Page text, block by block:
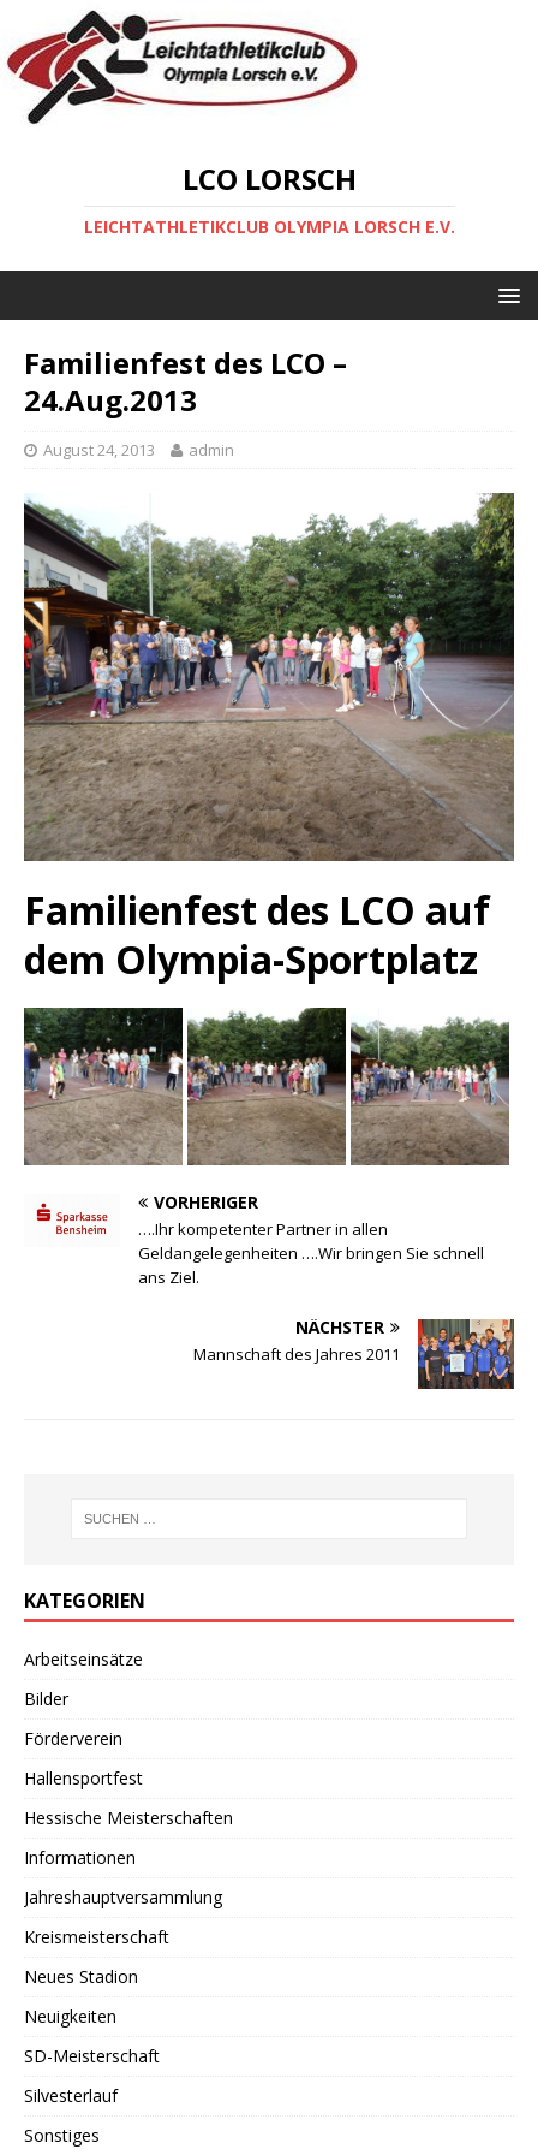
LCO LORSCH
LEICHTATHLETIKCLUB OLYMPIA LORSCH E.V.
Familienfest des LCO –
24.Aug.2013
August 24, 2013 admin
Familienfest des LCO auf
dem Olympia-Sportplatz
VORHERIGER
….Ihr kompetenter Partner in allen
Geldangelegenheiten ….Wir bringen Sie schnell
ans Ziel.
NÄCHSTER
Mannschaft des Jahres 2011
KATEGORIEN
Arbeitseinsätze
Bilder
Förderverein
Hallensportfest
Hessische Meisterschaften
Informationen
Jahreshauptversammlung
Kreismeisterschaft
Neues Stadion
Neuigkeiten
SD-Meisterschaft
Silvesterlauf
Sonstiges